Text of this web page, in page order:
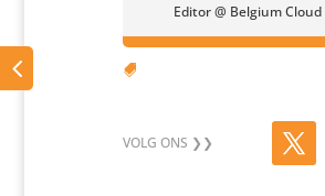
Editor @ Belgium Cloud
